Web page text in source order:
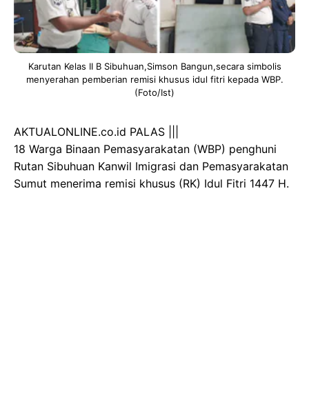
Karutan Kelas II B Sibuhuan,Simson Bangun,secara simbolis
menyerahan pemberian remisi khusus idul fitri kepada WBP.
(Foto/Ist)
AKTUALONLINE.co.id PALAS |||
18 Warga Binaan Pemasyarakatan (WBP) penghuni
Rutan Sibuhuan Kanwil Imigrasi dan Pemasyarakatan
Sumut menerima remisi khusus (RK) Idul Fitri 1447 H.